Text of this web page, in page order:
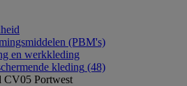
(PBM's)
en werkkleding
kleding (48)
CV05 Portwest